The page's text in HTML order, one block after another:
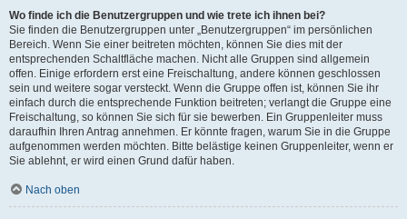
Wo finde ich die Benutzergruppen und wie trete ich ihnen bei?
Sie finden die Benutzergruppen unter „Benutzergruppen“ im persönlichen
Bereich. Wenn Sie einer beitreten möchten, können Sie dies mit der
entsprechenden Schaltfläche machen. Nicht alle Gruppen sind allgemein
offen. Einige erfordern erst eine Freischaltung, andere können geschlossen
sein und weitere sogar versteckt. Wenn die Gruppe offen ist, können Sie ihr
einfach durch die entsprechende Funktion beitreten; verlangt die Gruppe eine
Freischaltung, so können Sie sich für sie bewerben. Ein Gruppenleiter muss
daraufhin Ihren Antrag annehmen. Er könnte fragen, warum Sie in die Gruppe
aufgenommen werden möchten. Bitte belästige keinen Gruppenleiter, wenn er
Sie ablehnt, er wird einen Grund dafür haben.
Nach oben